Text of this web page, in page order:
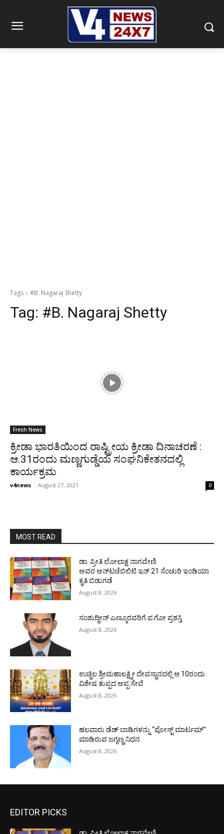
Tags #B. Nagaraj Shetty
Tag: #B. Nagaraj Shetty
Fresh News
ಕ್ರೀಡಾ ಭಾರತಿಯಿಂದ ರಾಷ್ಟ್ರೀಯ ಕ್ರೀಡಾ ದಿನಾಚರಣೆ :
ಆ.31ರಂದು ಮಣ್ಣಗುಡ್ಡೆಯ ಸಂಘನಿಕೇತನದಲ್ಲಿ
ಕಾರ್ಯಕ್ರಮ
v4news - August 27, 2021 0
MOST READ
ಡಾ. ಪ್ರೀತಿ ಲೋಲಾಕ್ಷ ನಾಗವೇಣಿ
ಅವರ ಅನ್‌ಟಚೆಬಿಲಿಟಿ ಇನ್ 21 ಸೆಂಚುರಿ ಇಂಡಿಯಾ
ಕೃತಿ ಬಿಡುಗಡೆ
August 8, 2026
ಸಂಶುದ್ಧೀನ್ ಎಣ್ಮೂರವರಿಗೆ ಪ.ಗೋ ಪ್ರಶಸ್ತಿ
August 8, 2026
ಉಚ್ಚಿಲ ಶ್ರೀಮಹಾಲಕ್ಷ್ಮೀ ದೇವಸ್ಥಾನದಲ್ಲಿ ಆ.10ರಂದು
ವಿಶೇಷ ತುಪ್ಪದ ಅಪ್ಪ ಸೇವೆ
August 8, 2026
ಹಲವಾರು ಡೆಡ್ ಬಾಡಿಗಳನ್ನು “ಪೋಸ್ಟ್ ಮಾರ್ಟಮ್”
ಮಾಡಿರುವ ಜಗ್ಗಣ್ಣ ನಿಧನ
August 8, 2026
EDITOR PICKS